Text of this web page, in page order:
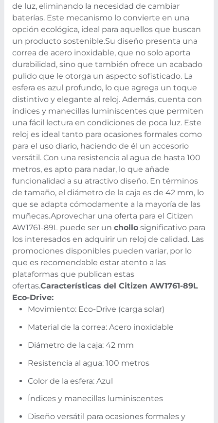
de luz, eliminando la necesidad de cambiar
baterías. Este mecanismo lo convierte en una
opción ecológica, ideal para aquellos que buscan
un producto sostenible.Su diseño presenta una
correa de acero inoxidable, que no solo aporta
durabilidad, sino que también ofrece un acabado
pulido que le otorga un aspecto sofisticado. La
esfera es azul profundo, lo que agrega un toque
distintivo y elegante al reloj. Además, cuenta con
índices y manecillas luminiscentes que permiten
una fácil lectura en condiciones de poca luz. Este
reloj es ideal tanto para ocasiones formales como
para el uso diario, haciendo de él un accesorio
versátil. Con una resistencia al agua de hasta 100
metros, es apto para nadar, lo que añade
funcionalidad a su atractivo diseño. En términos
de tamaño, el diámetro de la caja es de 42 mm, lo
que se adapta cómodamente a la mayoría de las
muñecas.Aprovechar una oferta para el Citizen
AW1761-89L puede ser un chollo significativo para
los interesados en adquirir un reloj de calidad. Las
promociones disponibles pueden variar, por lo
que es recomendable estar atento a las
plataformas que publican estas
ofertas.Características del Citizen AW1761-89L
Eco-Drive:
Movimiento: Eco-Drive (carga solar)
Material de la correa: Acero inoxidable
Diámetro de la caja: 42 mm
Resistencia al agua: 100 metros
Color de la esfera: Azul
Índices y manecillas luminiscentes
Diseño versátil para ocasiones formales y